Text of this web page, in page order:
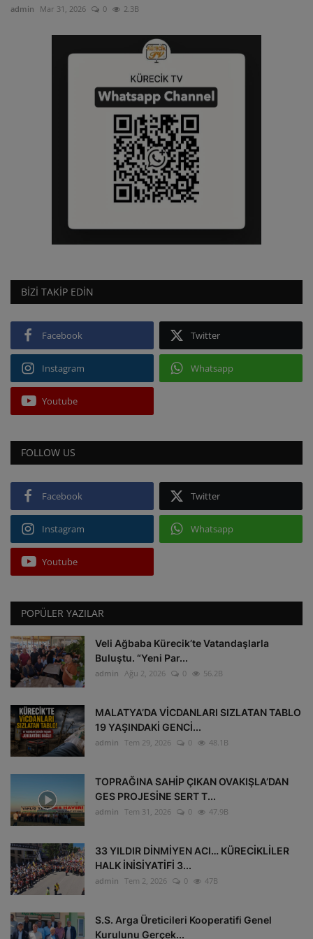
SAĞLIK VE YAŞAM TARZI
admin Mar 31, 2026 0 2.3B
BIZI TAKIP EDIN
Facebook Twitter
Instagram Whatsapp
Youtube
FOLLOW US
Facebook Twitter
Instagram Whatsapp
Youtube
POPÜLER YAZILAR
Veli Ağbaba Kürecik’te Vatandaşlarla
Buluştu. “Yeni Par...
admin Ağu 2, 2026 0 56.2B
MALATYA’DA VİCDANLARI SIZLATAN TABLO
19 YAŞINDAKİ GENCİ...
admin Tem 29, 2026 0 48.1B
TOPRAĞINA SAHİP ÇIKAN OVAKIŞLA’DAN
GES PROJESİNE SERT T...
admin Tem 31, 2026 0 47.9B
33 YILDIR DİNMİYEN ACI… KÜRECİKLİLER
HALK İNİSİYATİFİ 3...
admin Tem 2, 2026 0 47B
S.S. Arga Üreticileri Kooperatifi Genel
Kurulunu Gerçek...